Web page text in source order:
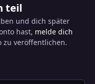
teil
und dich später
hast, melde dich
zu veröffentlichen.